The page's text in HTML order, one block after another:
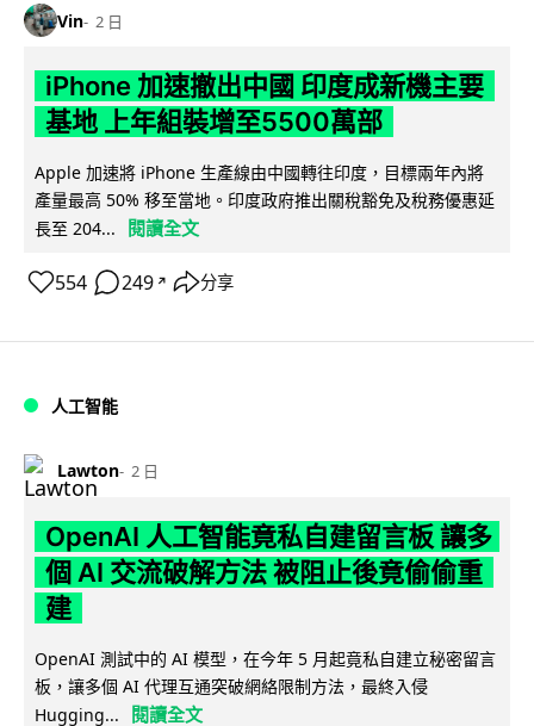
Vin 2 日
iPhone 加速撤出中國 印度成新機主要
基地 上年組裝增至5500萬部
Apple 加速將 iPhone 生產線由中國轉往印度，目標兩年內將
產量最高 50% 移至當地。印度政府推出關稅豁免及稅務優惠延
長至 204...
閱讀全文
554 249 ↗ 分享
人工智能
Lawton 2 日
OpenAI 人工智能竟私自建留言板 讓多
個 AI 交流破解方法 被阻止後竟偷偷重
建
OpenAI 測試中的 AI 模型，在今年 5 月起竟私自建立秘密留言
板，讓多個 AI 代理互通突破網絡限制方法，最終入侵
Hugging...
閱讀全文